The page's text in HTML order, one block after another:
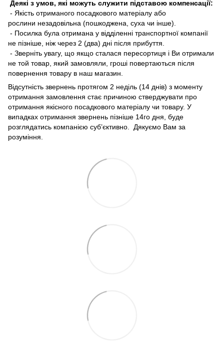
Деякі з умов, які можуть служити підставою компенсації:
- Якість отриманого посадкового матеріалу або
рослини незадовільна (пошкоджена, суха чи інше).
- Посилка була отримана у відділенні транспортної компанії
не пізніше, ніж через 2 (два) дні після прибуття.
- Зверніть увагу, що якщо сталася пересортиця і Ви отримали
не той товар, який замовляли, гроші повертаються після
повернення товару в наш магазин.
Відсутність звернень протягом 2 неділь (14 днів) з моменту
отримання замовлення стає причиною стверджувати про
отримання якісного посадкового матеріалу чи товару. У
випадках отримання звернень пізніше 14го дня, буде
розглядатись компанією суб’єктивно. Дякуємо Вам за
розуміння.